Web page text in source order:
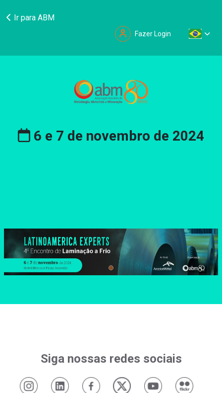
Ir para ABM
Fazer Login
6 e 7 de novembro de 2024
Siga nossas redes sociais